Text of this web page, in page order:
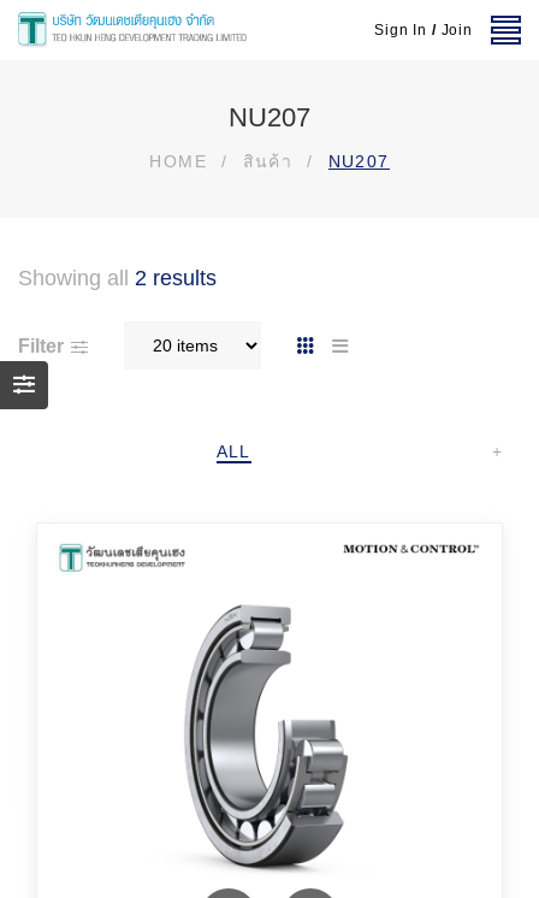
Sign In / Join
NU207
HOME / สินค้า / NU207
Showing all 2 results
Filter
ALL +